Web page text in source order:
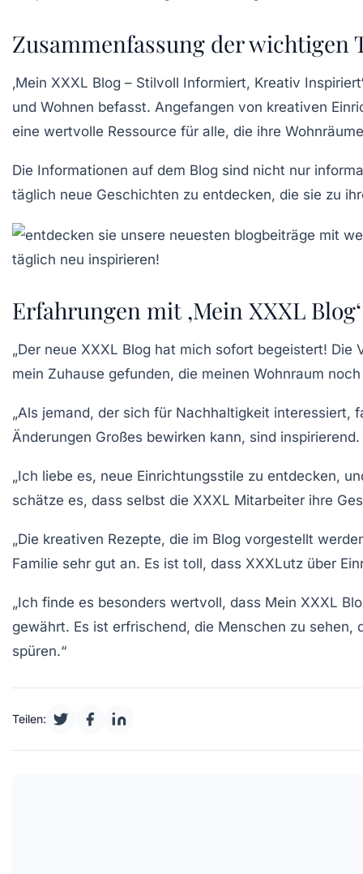
Zusammenfassung der wichtigen
‚Mein XXXL Blog – Stilvoll Informiert, Kreativ
und Wohnen befasst. Angefangen von kreativen
eine wertvolle Ressource für alle, die ihre
Die Informationen auf dem Blog sind nicht nur
täglich neue Geschichten zu entdecken, die sie zu
Erfahrungen mit ‚Mein XXXL Blog‘
„Der neue XXXL Blog hat mich sofort begeistert! Die
mein Zuhause gefunden, die meinen Wohnraum
„Als jemand, der sich für Nachhaltigkeit interessiert,
Änderungen Großes bewirken kann, sind
„Ich liebe es, neue Einrichtungsstile zu entdecken,
schätze es, dass selbst die XXXL Mitarbeiter ihre
„Die kreativen Rezepte, die im Blog vorgestellt
Familie sehr gut an. Es ist toll, dass XXXLutz über
„Ich finde es besonders wertvoll, dass Mein XXXL
gewährt. Es ist erfrischend, die Menschen zu
spüren.“
Teilen: